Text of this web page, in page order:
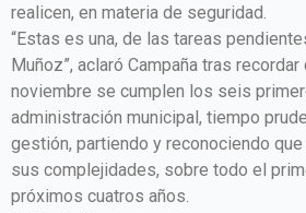
realicen, en materia de seguridad.
“Estas es una, de las tareas
Muñoz”, aclaró Campaña tras
noviembre se cumplen los seis
administración municipal, tiempo
gestión, partiendo y reconociendo
sus complejidades, sobre todo el
próximos cuatros años.